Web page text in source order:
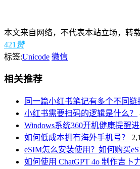
本文来自网络，不代表本站立场，转
421 赞
标签:Unicode 微信
相关推荐
同一篇小红书笔记有多个不同链
小红书需要扫码的逻辑是什么？
Windows系统360开机健康提醒
如何低成本拥有海外手机号？
eSIM怎么安装使用？如何购买
如何使用 ChatGPT 4o 制作吉卜